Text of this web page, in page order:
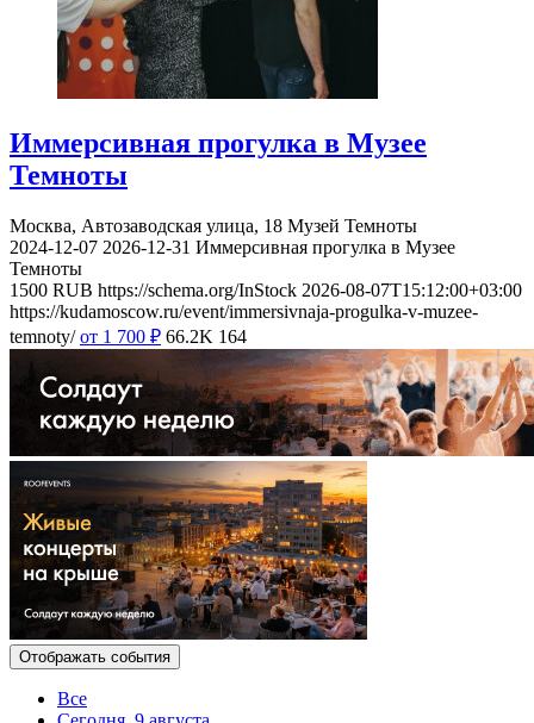
Иммерсивная прогулка в Музее
Темноты
Москва, Автозаводская улица, 18 Музей Темноты
2024-12-07 2026-12-31 Иммерсивная прогулка в Музее
Темноты
1500 RUB https://schema.org/InStock 2026-08-07T15:12:00+03:00
https://kudamoscow.ru/event/immersivnaja-progulka-v-muzee-
temnoty/ от 1 700 ₽ 66.2K 164
Отображать события
Все